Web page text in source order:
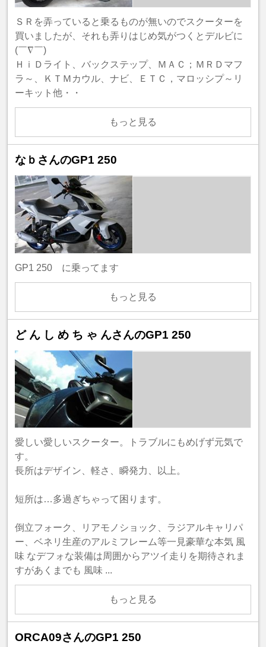
ＳＲを弄っていると乗るものが無いのでスクーターを
買いましたが、それも弄りはじめ気がつくとデルビに
(￣∇￣)
ＨｉＤライト、バックステップ、ＭＡＣ；ＭＲＤマフ
ラ～、ＫＴＭカウル、ナビ、ＥＴＣ，マロッシプ～リ
ーキット他・・
もっと見る
なｂさんのGP1 250
GP1 250 に乗ってます
もっと見る
ど ん し め ち ゃ んさんのGP1 250
愛しい愛しいスクーター。トラブルにもめげず元気で
す。
長所はデザイン、軽さ、瞬発力、以上。
短所は…多過ぎちゃって困ります。
倒立フォーク、リアモノショック、ラジアルキャリパ
ー、ベネリ生産のアルミフレーム等一見豪華な本気 風
味 なデフォな装備は周囲からアツイ走りを期待されま
すがあくまでも 風味 ...
もっと見る
ORCA09さんのGP1 250